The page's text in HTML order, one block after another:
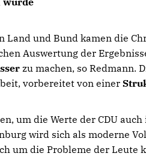
Land und Bund kamen die
Auswertung der
zu machen, so Redmann.
vorbereitet von einer
um die Werte der CDU
wird sich als moderne
um die Probleme der Leute